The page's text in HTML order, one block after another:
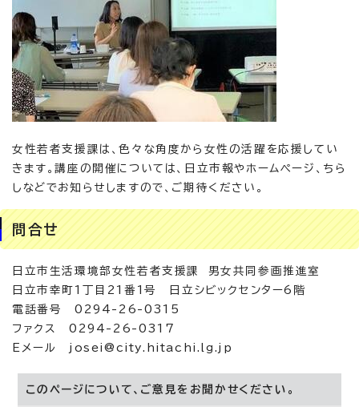
女性若者支援課は、色々な角度から女性の活躍を応援してい
きます。講座の開催については、日立市報やホームページ、ちら
しなどでお知らせしますので、ご期待ください。
問合せ
日立市生活環境部女性若者支援課 男女共同参画推進室
日立市幸町1丁目21番1号 日立シビックセンター6階
電話番号 0294-26-0315
ファクス 0294-26-0317
Eメール josei@city.hitachi.lg.jp
このページについて、ご意見をお聞かせください。